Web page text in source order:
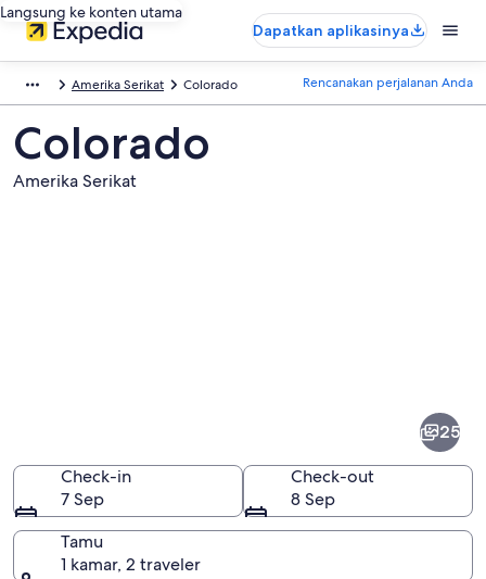
Langsung ke konten utama
Dapatkan aplikasinya
Amerika Serikat Colorado Rencanakan perjalanan Anda
Colorado
Amerika Serikat
25
Check-in
7 Sep
Check-out
8 Sep
Tamu
1 kamar, 2 traveler